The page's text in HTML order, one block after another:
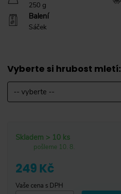
250 g
Balení
Sáček
Vyberte si hrubost mletí:
-- vyberte --
Skladem > 10 ks
pošleme 10. 8.
249 Kč
Vaše cena s DPH